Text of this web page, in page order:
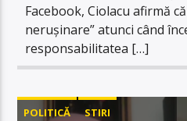
Facebook, Ciolacu afirmă
nerușinare” atunci când
responsabilitatea […]
POLITICĂ STIRI